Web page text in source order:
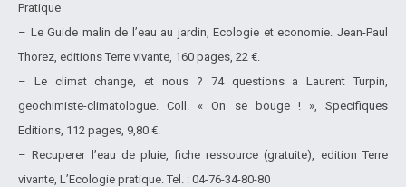
Pratique
– Le Guide malin de l’eau au jardin, Ecologie et economie. Jean-Paul
Thorez, editions Terre vivante, 160 pages, 22 €.
– Le climat change, et nous ? 74 questions a Laurent Turpin,
geochimiste-climatologue. Coll. « On se bouge ! », Specifiques
Editions, 112 pages, 9,80 €.
– Recuperer l’eau de pluie, fiche ressource (gratuite), edition Terre
vivante, L’Ecologie pratique. Tel. : 04-76-34-80-80